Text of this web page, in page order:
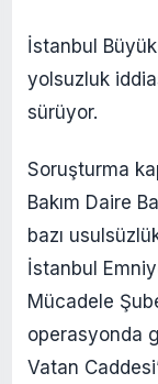
İstanbul
yolsuzluk
sürüyor.
Soruşturma
Bakım Daire
bazı
İstanbul
Mücadele
operasyonda
Vatan